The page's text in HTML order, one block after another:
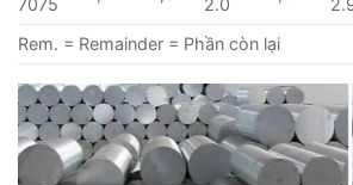
Rem. = Remainder = Phần còn lại